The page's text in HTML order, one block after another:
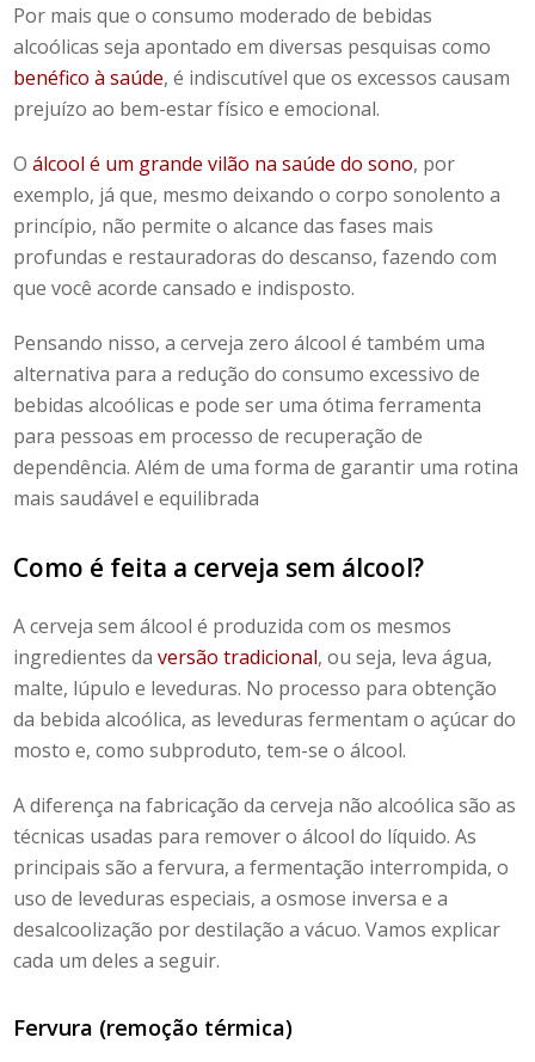
Por mais que o consumo moderado de bebidas
alcoólicas seja apontado em diversas pesquisas como
benéfico à saúde, é indiscutível que os excessos causam
prejuízo ao bem-estar físico e emocional.
Oálcool é um grande vilão na saúde do sono, por
exemplo, já que, mesmo deixando o corpo sonolento a
princípio, não permite o alcance das fases mais
profundas e restauradoras do descanso, fazendo com
que você acorde cansado e indisposto.
Pensando nisso, a cerveja zero álcool é também uma
alternativa para a redução do consumo excessivo de
bebidas alcoólicas e pode ser uma ótima ferramenta
para pessoas em processo de recuperação de
dependência. Além de uma forma de garantir uma rotina
mais saudável e equilibrada
Como é feita a cerveja sem álcool?
Acerveja sem álcool é produzida com os mesmos
ingredientes daversão tradicional, ou seja, leva água,
malte, lúpulo e leveduras. No processo para obtenção
da bebida alcoólica, as leveduras fermentam o açúcar do
mosto e, como subproduto, tem-se o álcool.
A diferença na fabricação da cerveja não alcoólica são as
técnicas usadas para remover o álcool do líquido. As
principais sãoa fervura, a fermentação interrompida, o
uso de leveduras especiais, a osmose inversa e a
desalcoolização por destilação a vácuo.Vamos explicar
cada um deles a seguir.
Fervura (remoção térmica)